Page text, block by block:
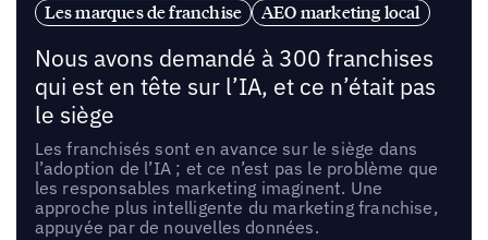
Les marques de franchise
AEO marketing local
Nous avons demandé à 300 franchises
qui est en tête sur l’IA, et ce n’était pas
le siège
Les franchisés sont en avance sur le siège dans
l’adoption de l’IA ; et ce n’est pas le problème que
les responsables marketing imaginent. Une
approche plus intelligente du marketing franchise,
appuyée par de nouvelles données.